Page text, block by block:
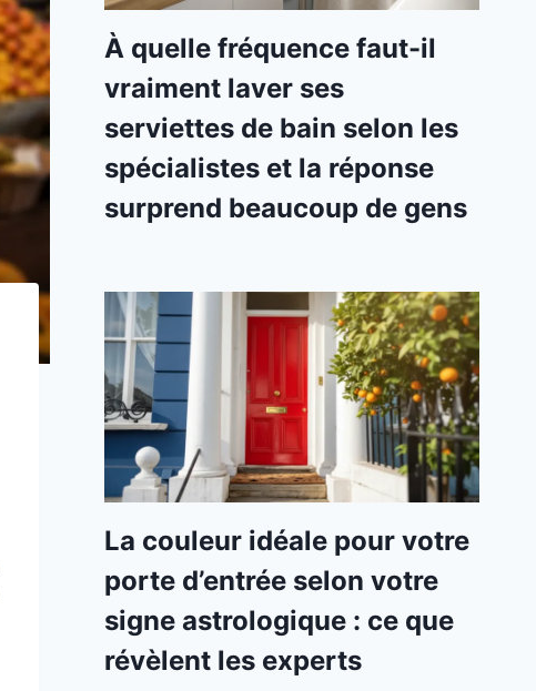
À quelle fréquence faut-il
vraiment laver ses
serviettes de bain selon les
spécialistes et la réponse
surprend beaucoup de gens
La couleur idéale pour votre
porte d’entrée selon votre
signe astrologique : ce que
révèlent les experts